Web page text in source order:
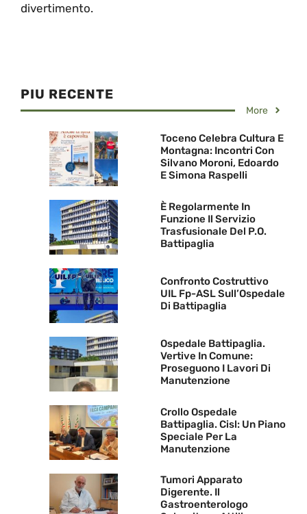
divertimento.
PIU RECENTE
More
Toceno Celebra Cultura E
Montagna: Incontri Con
Silvano Moroni, Edoardo
E Simona Raspelli
È Regolarmente In
Funzione Il Servizio
Trasfusionale Del P.O.
Battipaglia
Confronto Costruttivo
UIL Fp-ASL Sull’Ospedale
Di Battipaglia
Ospedale Battipaglia.
Vertive In Comune:
Proseguono I Lavori Di
Manutenzione
Crollo Ospedale
Battipaglia. Cisl: Un Piano
Speciale Per La
Manutenzione
Tumori Apparato
Digerente. Il
Gastroenterologo